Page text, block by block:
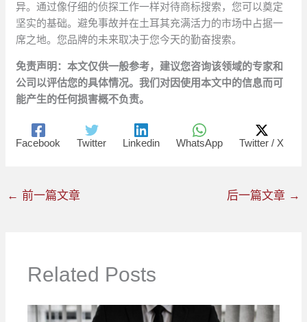
异。通过像仔细的侦探工作一样对待商标搜索，您可以奠定
坚实的基础。避免事故并在土耳其充满活力的市场中占据一
席之地。您品牌的未来取决于您今天的勤奋搜索。
免责声明：本文仅供一般参考，建议您咨询该领域的专家和
公司以评估您的具体情况。我们对因使用本文中的信息而可
能产生的任何损害概不负责。
Facebook Twitter Linkedin WhatsApp Twitter / X
← 前一篇文章 后一篇文章 →
Related Posts